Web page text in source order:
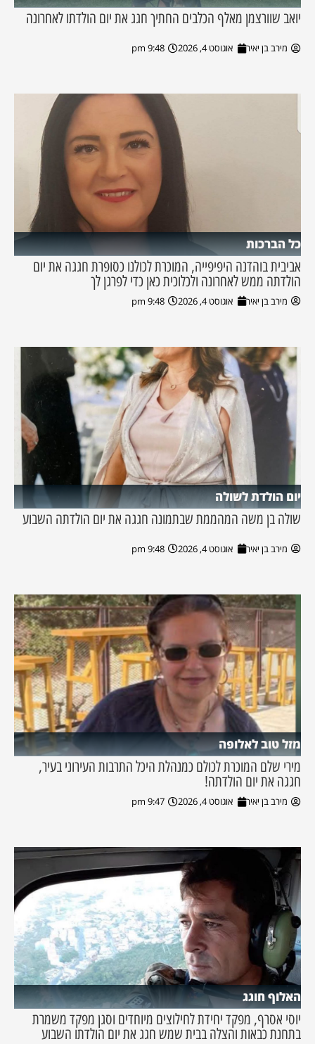
יואב שוורצמן מאלף הכלבים החתיך חגג את יום הולדתו לאחרונה
מירב בן יאיר אוגוסט 4, 2026 9:48 pm
כל הברכות
אביבית בוהדנה היפיפייה, המוכרת לכולנו כסופרת חגגה את יום
הולדתה ממש לאחרונה ולכלוכית כאן כדי לפרגן לך
מירב בן יאיר אוגוסט 4, 2026 9:48 pm
יום הולדת לשולה
שולה בן משה המהממת שבתמונה חגגה את יום הולדתה השבוע
מירב בן יאיר אוגוסט 4, 2026 9:48 pm
מזל טוב לאלופה
מירי שלם המוכרת לכולם כמנהלת היכל התרבות העירוני בעיר,
חגגה את יום הולדתה!
מירב בן יאיר אוגוסט 4, 2026 9:47 pm
האלוף חוגג
יוסי אסרף, מפקד יחידת לחילוצים מיוחדים וסגן מפקד משמרת
בתחנת כבאות והצלה בבית שמש חגג את יום הולדתו השבוע